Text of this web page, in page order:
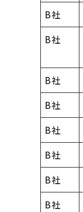
B社
B社
B社
B社
B社
B社
B社
B社